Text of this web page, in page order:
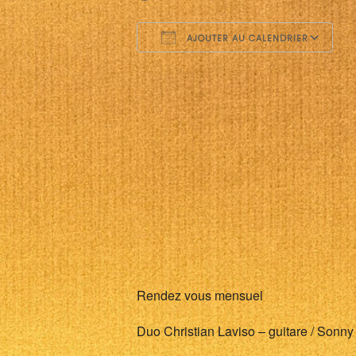
AJOUTER AU CALENDRIER
Télécharger ICS
Rendez vous mensuel
Duo Christian Laviso – guitare /